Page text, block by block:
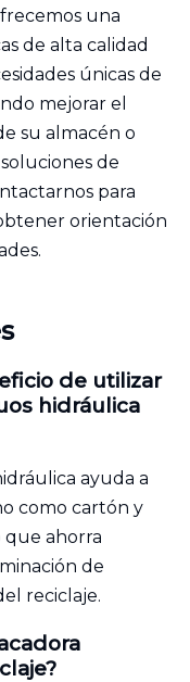
una
de alta calidad
únicas de
mejorar el
su almacén o
de
para
orientación
de utilizar
hidráulica
ayuda a
como cartón y
que ahorra
de
reciclaje.